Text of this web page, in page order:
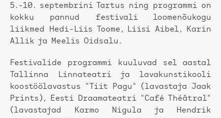
5.-10. septembrini Tartus ning programmi on
kokku pannud festivali loomenõukogu
liikmed Hedi-Liis Toome, Liisi Aibel, Karin
Allik ja Meelis Oidsalu.
Festivalide programmi kuuluvad sel aastal
Tallinna Linnateatri ja lavakunstikooli
koostöölavastus “Tiit Pagu” (lavastaja Jaak
Prints), Eesti Draamateatri “Café Théâtral”
(lavastajad Karmo Nigula ja Hendrik